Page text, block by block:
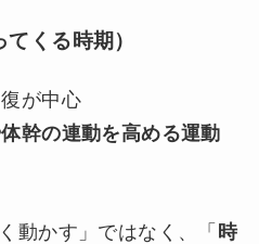
くる時期）
が中心
幹の連動を高める運動
動かす」ではなく、「 時